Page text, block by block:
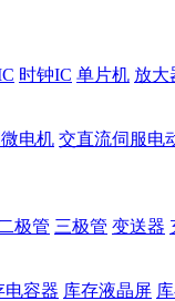
时钟IC 单片机 放大
电机 交直流伺服电
二极管 三极管 变送器
电容器 库存液晶屏